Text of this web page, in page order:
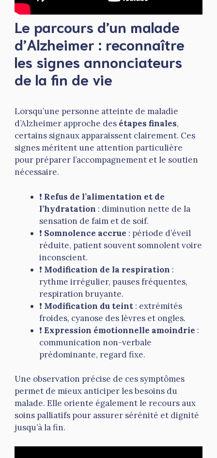
Le parcours d’un malade
d’Alzheimer : reconnaître
les signes annonciateurs
de la fin de vie
Lorsqu’une personne atteinte de maladie
d’Alzheimer approche des étapes finales,
certains signaux apparaissent clairement. Ces
signes méritent une attention particulière
pour préparer l’accompagnement et le soutien
nécessaire.
❗️ Refus de l’alimentation et de
l’hydratation : diminution nette de la
sensation de faim et de soif.
❗️ Somnolence accrue : période d’éveil
réduite, patient souvent somnolent voire
inconscient.
❗️ Modification de la respiration :
rythme irrégulier, pauses fréquentes,
respiration bruyante.
❗️ Modification du teint : extrémités
froides, cyanose des lèvres et ongles.
❗️ Expression émotionnelle amoindrie :
communication non-verbale
prédominante, regard fixe.
Une observation précise de ces symptômes
permet de mieux anticiper les besoins du
malade. Elle oriente également le recours aux
soins palliatifs pour assurer sérénité et dignité
jusqu’à la fin.